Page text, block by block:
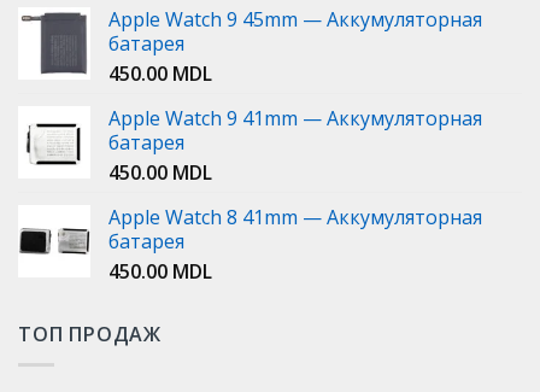
Apple Watch 9 45mm — Аккумуляторная
батарея
450.00 MDL
Apple Watch 9 41mm — Аккумуляторная
батарея
450.00 MDL
Apple Watch 8 41mm — Аккумуляторная
батарея
450.00 MDL
ТОП ПРОДАЖ